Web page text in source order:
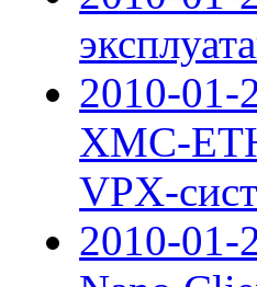
2010-01-
XMC-
VPX-
2010-01-